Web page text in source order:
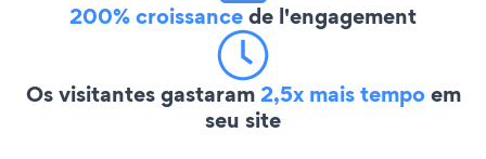
200% croissancede l'engagement
Os visitantes gastaram2,5x mais tempoem
seu site